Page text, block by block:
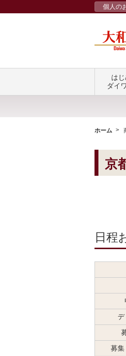
個人の
は
ダイ
ホーム
京
日程
デ
募集